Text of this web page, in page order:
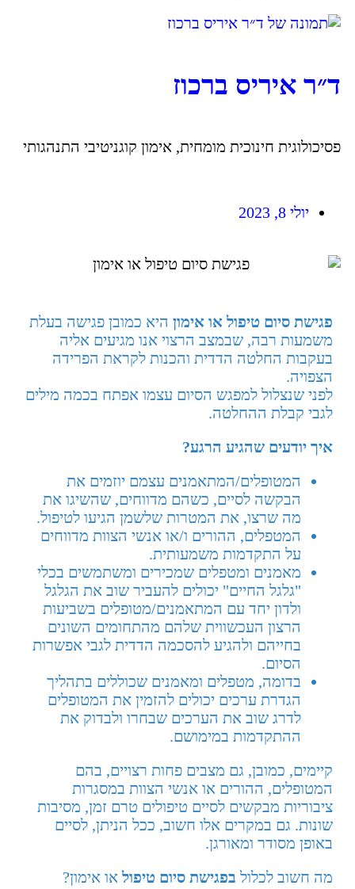
ד״ר איריס ברכוז
פסיכולוגית חינוכית מומחית, אימון קוגניטיבי התנהגותי
יולי 8, 2023
פגישת סיום טיפול או אימון היא כמובן פגישה בעלת
משמעות רבה, שבמצב הרצוי אנו מגיעים אליה
בעקבות החלטה הדדית והכנות לקראת הפרידה
הצפויה.
לפני שנצלול למפגש הסיום עצמו אפתח בכמה מילים
לגבי קבלת ההחלטה.
איך יודעים שהגיע הרגע?
המטופלים/המתאמנים עצמם יוזמים את
הבקשה לסיים, כשהם מדווחים, שהשיגו את
מה שרצו, את המטרות שלשמן הגיעו לטיפול.
המטפלים, ההורים ו/או אנשי הצוות מדווחים
על התקדמות משמעותית.
מאמנים ומטפלים שמכירים ומשתמשים בכלי
"גלגל החיים" יכולים להעביר שוב את הגלגל
ולדון יחד עם המתאמנים/מטופלים בשביעות
הרצון העכשווית שלהם מהתחומים השונים
בחייהם ולהגיע להסכמה הדדית לגבי אפשרות
הסיום.
בדומה, מטפלים ומאמנים שכוללים בתהליך
הגדרת ערכים יכולים להזמין את המטופלים
לדרג שוב את הערכים שבחרו ולבדוק את
ההתקדמות במימושם.
קיימים, כמובן, גם מצבים פחות רצויים, בהם
המטופלים, ההורים או אנשי הצוות במסגרות
ציבוריות מבקשים לסיים טיפולים טרם זמן, מסיבות
שונות. גם במקרים אלו חשוב, ככל הניתן, לסיים
באופן מסודר ומאורגן.
מה חשוב לכלול בפגישת סיום טיפולאו אימון?